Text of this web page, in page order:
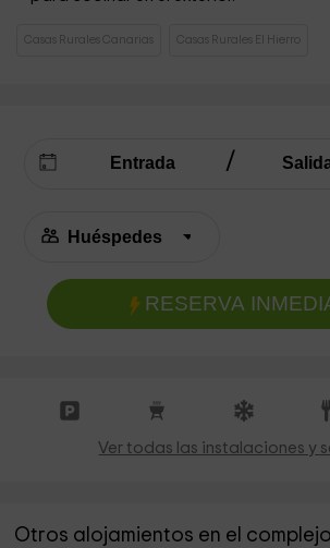
Casas Rurales Canarias Casas Rurales El Hierro
RESERVA
Ver todas las instalaciones y
Otros alojamientos en el